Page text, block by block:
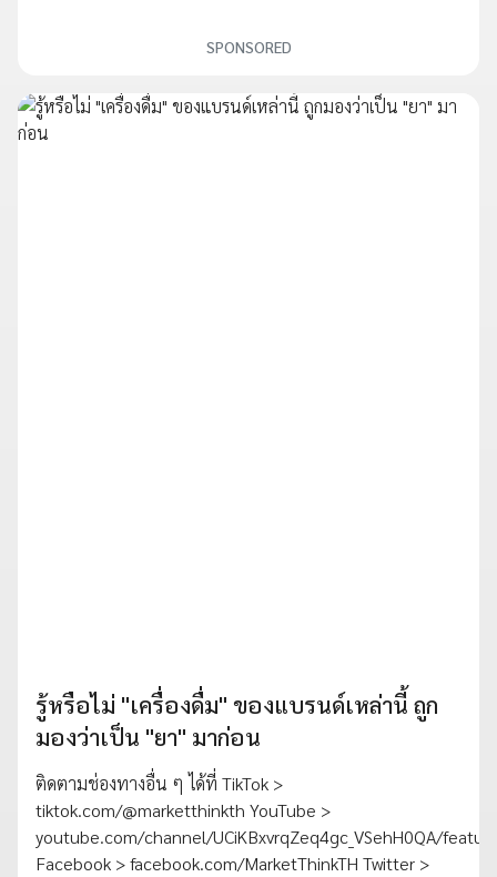
SPONSORED
รู้หรือไม่ "เครื่องดื่ม" ของแบรนด์เหล่านี้ ถูก
มองว่าเป็น "ยา" มาก่อน
ติดตามช่องทางอื่น ๆ ได้ที่ TikTok >
tiktok.com/@marketthinkth YouTube >
youtube.com/channel/UCiKBxvrqZeq4gc_VSehH0QA/
Facebook > facebook.com/MarketThinkTH Twitter >